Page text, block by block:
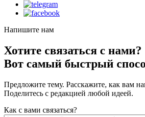
Напишите нам
Хотите связаться с нами?
Вот самый быстрый
Предложите тему. Расскажите, как вам
Поделитесь с редакцией любой идеей.
Как с вами связаться?